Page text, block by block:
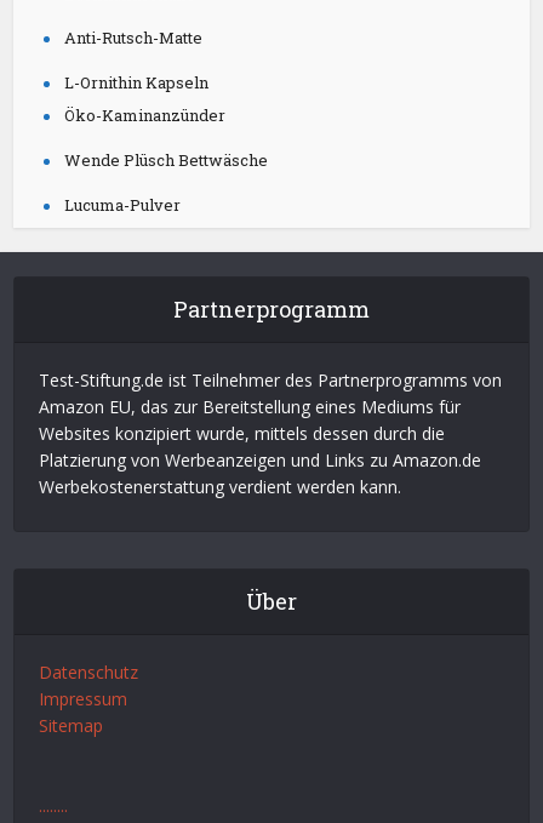
Anti-Rutsch-Matte
L-Ornithin Kapseln
Öko-Kaminanzünder
Wende Plüsch Bettwäsche
Lucuma-Pulver
Partnerprogramm
Test-Stiftung.de ist Teilnehmer des Partnerprogramms von
Amazon EU, das zur Bereitstellung eines Mediums für
Websites konzipiert wurde, mittels dessen durch die
Platzierung von Werbeanzeigen und Links zu Amazon.de
Werbekostenerstattung verdient werden kann.
Über
Datenschutz
Impressum
Sitemap
........